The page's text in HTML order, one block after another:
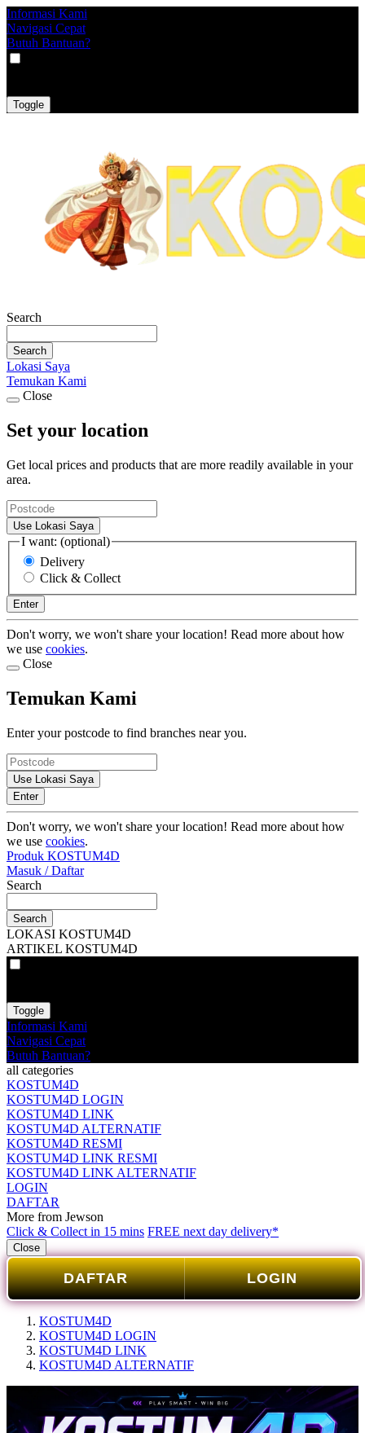
Informasi Kami
Navigasi Cepat
Butuh Bantuan?
Toggle
Search
Search
Lokasi Saya
Temukan Kami
Close
Set your location
Get local prices and products that are more readily available in your
area.
Use Lokasi Saya
I want: (optional)
Delivery
Click & Collect
Enter
Don't worry, we won't share your location! Read more about how
we use cookies.
Close
Temukan Kami
Enter your postcode to find branches near you.
Use Lokasi Saya
Enter
Don't worry, we won't share your location! Read more about how
we use cookies.
Produk KOSTUM4D
Masuk / Daftar
Search
Search
LOKASI KOSTUM4D
ARTIKEL KOSTUM4D
Toggle
Informasi Kami
Navigasi Cepat
Butuh Bantuan?
all categories
KOSTUM4D
KOSTUM4D LOGIN
KOSTUM4D LINK
KOSTUM4D ALTERNATIF
KOSTUM4D RESMI
KOSTUM4D LINK RESMI
KOSTUM4D LINK ALTERNATIF
LOGIN
DAFTAR
More from Jewson
Click & Collect in 15 mins FREE next day delivery*
Close
DAFTAR LOGIN
KOSTUM4D
KOSTUM4D LOGIN
KOSTUM4D LINK
KOSTUM4D ALTERNATIF